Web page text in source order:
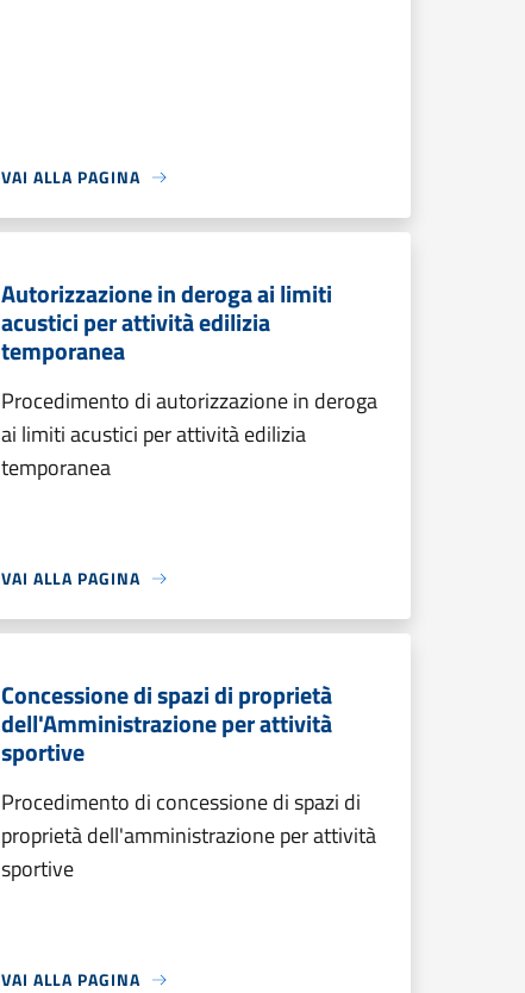
VAI ALLA PAGINA
Autorizzazione in deroga ai limiti
acustici per attività edilizia
temporanea
Procedimento di autorizzazione in deroga
ai limiti acustici per attività edilizia
temporanea
VAI ALLA PAGINA
Concessione di spazi di proprietà
dell'Amministrazione per attività
sportive
Procedimento di concessione di spazi di
proprietà dell'amministrazione per attività
sportive
VAI ALLA PAGINA